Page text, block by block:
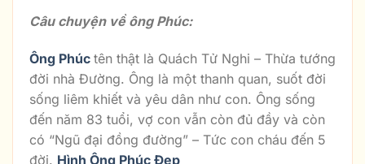
Câu chuyện về ông Phúc:
Ông Phúc tên thật là Quách Tử Nghi – Thừa tướng
đời nhà Đường. Ông là một thanh quan, suốt đời
sống liêm khiết và yêu dân như con. Ông sống
đến năm 83 tuổi, vợ con vẫn còn đủ đầy và còn
có “Ngũ đại đồng đường” – Tức con cháu đến 5
đời. Hình Ông Phúc Đẹp